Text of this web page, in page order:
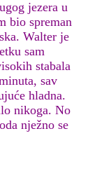
jezera u
bio spreman
Walter je
sam
stabala
sav
hladna.
nikoga. No
nježno se